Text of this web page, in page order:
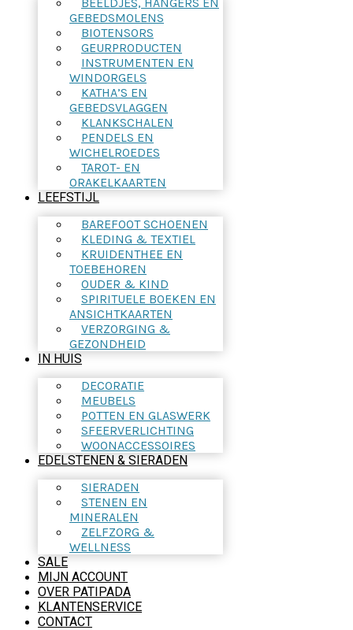
GEBEDSMOLENS
BIOTENSORS
GEURPRODUCTEN
INSTRUMENTEN EN
WINDORGELS
KATHA’S EN
GEBEDSVLAGGEN
KLANKSCHALEN
PENDELS EN
WICHELROEDES
TAROT- EN
ORAKELKAARTEN
LEEFSTIJL
BAREFOOT SCHOENEN
KLEDING & TEXTIEL
KRUIDENTHEE EN
TOEBEHOREN
OUDER & KIND
SPIRITUELE BOEKEN EN
ANSICHTKAARTEN
VERZORGING &
GEZONDHEID
IN HUIS
DECORATIE
MEUBELS
POTTEN EN GLASWERK
SFEERVERLICHTING
WOONACCESSOIRES
EDELSTENEN & SIERADEN
SIERADEN
STENEN EN
MINERALEN
ZELFZORG &
WELLNESS
SALE
MIJN ACCOUNT
OVER PATIPADA
KLANTENSERVICE
CONTACT